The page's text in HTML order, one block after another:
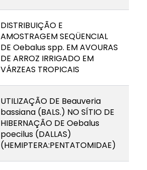
DISTRIBUIÇÃO E
AMOSTRAGEM SEQÜENCIAL
DE Oebalus spp. EM AVOURAS
DE ARROZ IRRIGADO EM
VÁRZEAS TROPICAIS
UTILIZAÇÃO DE Beauveria
bassiana (BALS.) NO SÍTIO DE
HIBERNAÇÃO DE Oebalus
poecilus (DALLAS)
(HEMIPTERA:PENTATOMIDAE)